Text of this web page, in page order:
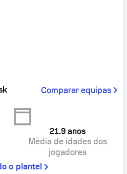
Comparar equipas
21.9 anos
Média de idades dos
jogadores
o plantel